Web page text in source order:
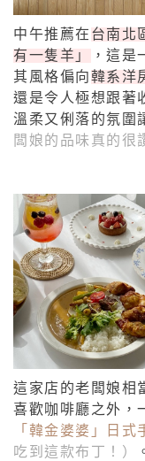
中午推薦在 台南北
有一隻羊」
，這是
其風格偏向 韓系洋
還是令人極想跟著
溫柔又俐落的氛圍
闆娘的品味真的很
這家店的老闆娘相
喜歡咖啡廳之外，
「韓金婆婆」日式
吃到這款布丁！）